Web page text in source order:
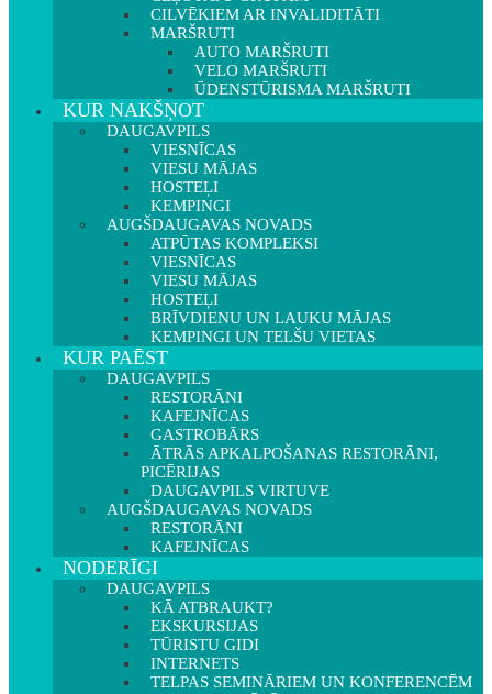
CILVĒKIEM AR INVALIDITĀTI
MARŠRUTI
AUTO MARŠRUTI
VELO MARŠRUTI
ŪDENSTŪRISMA MARŠRUTI
KUR NAKŠŅOT
DAUGAVPILS
VIESNĪCAS
VIESU MĀJAS
HOSTEĻI
KEMPINGI
AUGŠDAUGAVAS NOVADS
ATPŪTAS KOMPLEKSI
VIESNĪCAS
VIESU MĀJAS
HOSTEĻI
BRĪVDIENU UN LAUKU MĀJAS
KEMPINGI UN TELŠU VIETAS
KUR PAĒST
DAUGAVPILS
RESTORĀNI
KAFEJNĪCAS
GASTROBĀRS
ĀTRĀS APKALPOŠANAS RESTORĀNI,
PICĒRIJAS
DAUGAVPILS VIRTUVE
AUGŠDAUGAVAS NOVADS
RESTORĀNI
KAFEJNĪCAS
NODERĪGI
DAUGAVPILS
KĀ ATBRAUKT?
EKSKURSIJAS
TŪRISTU GIDI
INTERNETS
TELPAS SEMINĀRIEM UN KONFERENCĒM